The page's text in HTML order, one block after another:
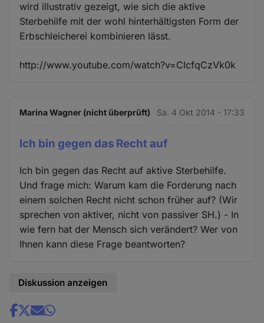
wird illustrativ gezeigt, wie sich die aktive
Sterbehilfe mit der wohl hinterhältigsten Form der
Erbschleicherei kombinieren lässt.
http://www.youtube.com/watch?v=ClcfqCzVk0k
Marina Wagner (nicht überprüft) Sa. 4 Okt 2014 - 17:33
Ich bin gegen das Recht auf
Ich bin gegen das Recht auf aktive Sterbehilfe.
Und frage mich: Warum kam die Forderung nach
einem solchen Recht nicht schon früher auf? (Wir
sprechen von aktiver, nicht von passiver SH.) - In
wie fern hat der Mensch sich verändert? Wer von
Ihnen kann diese Frage beantworten?
Diskussion anzeigen
Share